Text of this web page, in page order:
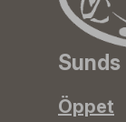
Öppet